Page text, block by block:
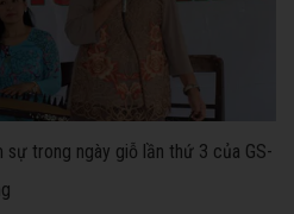
sự trong ngày giỗ lần thứ 3 của GS-